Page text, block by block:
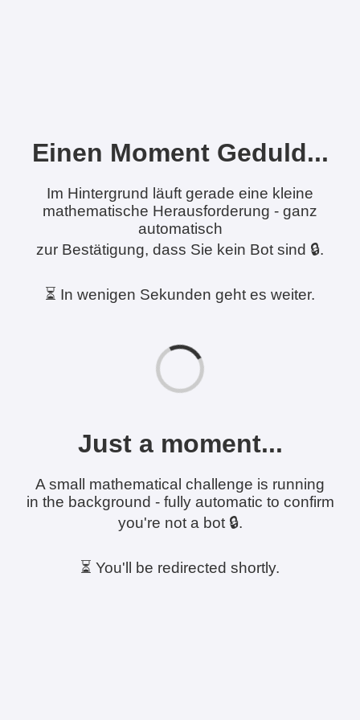
Einen Moment Geduld...
Im Hintergrund läuft gerade eine kleine
mathematische Herausforderung - ganz
automatisch
zur Bestätigung, dass Sie kein Bot sind 🔒.
⏳ In wenigen Sekunden geht es weiter.
Just a moment...
A small mathematical challenge is running
in the background - fully automatic to confirm
you're not a bot 🔒.
⏳ You'll be redirected shortly.